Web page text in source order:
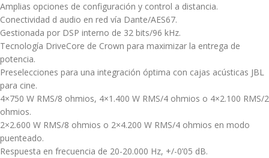
Amplias opciones de configuración y control a distancia.
Conectividad d audio en red vía Dante/AES67.
Gestionada por DSP interno de 32 bits/96 kHz.
Tecnología DriveCore de Crown para maximizar la entrega de
potencia.
Preselecciones para una integración óptima con cajas acústicas JBL
para cine.
4×750 W RMS/8 ohmios, 4×1.400 W RMS/4 ohmios o 4×2.100 RMS/2
ohmios.
2×2.600 W RMS/8 ohmios o 2×4.200 W RMS/4 ohmios en modo
puenteado.
Respuesta en frecuencia de 20-20.000 Hz, +/-0’05 dB.